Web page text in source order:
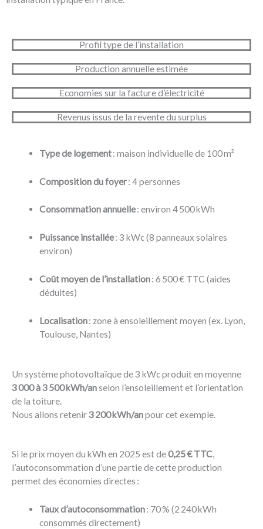
Profil type de l’installation
Production annuelle estimée
Économies sur la facture d’électricité
Revenus issus de la revente du surplus
Type de logement: maison individuelle de 100 m²
Composition du foyer: 4 personnes
Consommation annuelle: environ 4 500 kWh
Puissance installée: 3 kWc (8 panneaux solaires
environ)
Coût moyen de l’installation: 6 500 € TTC (aides
déduites)
Localisation: zone à ensoleillement moyen (ex. Lyon,
Toulouse, Nantes)
Un système photovoltaïque de 3 kWc produit en moyenne
3 000 à 3 500 kWh/anselon l’ensoleillement et l’orientation
de la toiture.
Nous allons retenir3 200 kWh/anpour cet exemple.
Si le prix moyen du kWh en 2025 est de0,25 € TTC,
l’autoconsommation d’une partie de cette production
permet des économies directes :
Taux d’autoconsommation: 70 % (2 240 kWh
consommés directement)